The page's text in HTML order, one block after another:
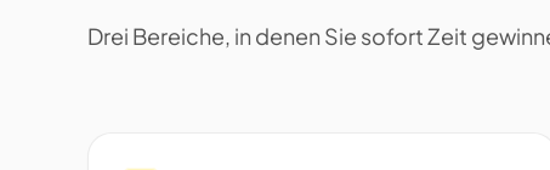
Drei Bereiche, in denen Sie sofort Zeit